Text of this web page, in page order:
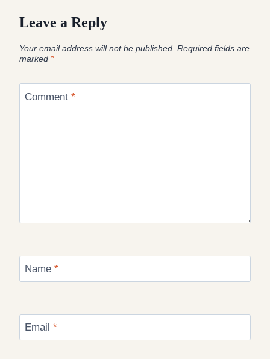
Leave a Reply
Your email address will not be published. Required fields are
marked *
Comment *
Name *
Email *